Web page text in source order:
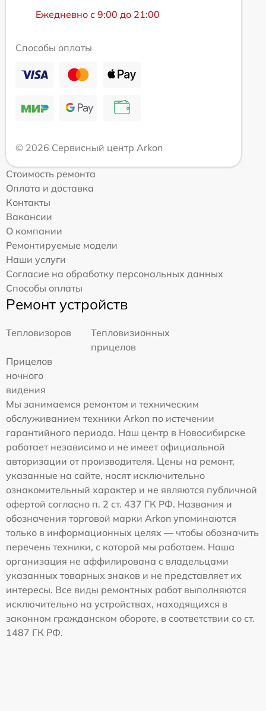
Ежедневно с 9:00 до 21:00
Способы оплаты
© 2026 Сервисный центр Arkon
Стоимость ремонта
Оплата и доставка
Контакты
Вакансии
О компании
Ремонтируемые модели
Наши услуги
Согласие на обработку персональных данных
Способы оплаты
Ремонт устройств
Тепловизоров
Тепловизионных
прицелов
Прицелов
ночного
видения
Мы занимаемся ремонтом и техническим
обслуживанием техники Arkon по истечении
гарантийного периода. Наш центр в Новосибирске
работает независимо и не имеет официальной
авторизации от производителя. Цены на ремонт,
указанные на сайте, носят исключительно
ознакомительный характер и не являются публичной
офертой согласно п. 2 ст. 437 ГК РФ. Названия и
обозначения торговой марки Arkon упоминаются
только в информационных целях — чтобы обозначить
перечень техники, с которой мы работаем. Наша
организация не аффилирована с владельцами
указанных товарных знаков и не представляет их
интересы. Все виды ремонтных работ выполняются
исключительно на устройствах, находящихся в
законном гражданском обороте, в соответствии со ст.
1487 ГК РФ.